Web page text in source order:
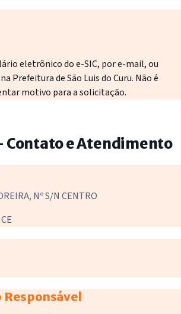
eletrônico do e-SIC, por e-mail, ou
Prefeitura de São Luis do Curu. Não é
motivo para a solicitação.
Contato e Atendimento
Nº S/N CENTRO
Responsável